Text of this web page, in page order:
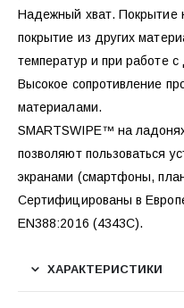
Надежный хват. Покрытие
покрытие из других
температур и при работе
Высокое сопротивление
материалами.
SMARTSWIPE™ на
позволяют пользоваться
экранами (смартфоны,
Сертифицированы в
EN388:2016 (4343C).
ХАРАКТЕРИСТИКИ